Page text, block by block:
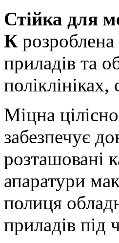
Стійка для
К
приладів та
Міцна
забезпечує
розташовані
апаратури
полиця
приладів під